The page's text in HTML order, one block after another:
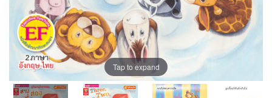
Tap to expand